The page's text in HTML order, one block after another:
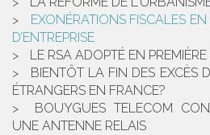
EXONÉRATIONS FISCALES
D’ENTREPRISE
LE RSA ADOPTÉ EN
BIENTÔT LA FIN DES EXCÈS
ÉTRANGERS EN FRANCE?
BOUYGUES TELECOM
UNE ANTENNE RELAIS